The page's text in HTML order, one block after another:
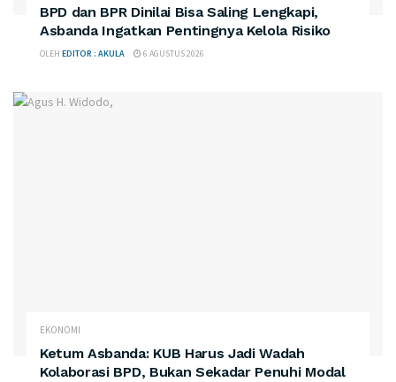
BPD dan BPR Dinilai Bisa Saling Lengkapi,
Asbanda Ingatkan Pentingnya Kelola Risiko
OLEH EDITOR : AKULA 6 AGUSTUS 2026
EKONOMI
Ketum Asbanda: KUB Harus Jadi Wadah
Kolaborasi BPD, Bukan Sekadar Penuhi Modal